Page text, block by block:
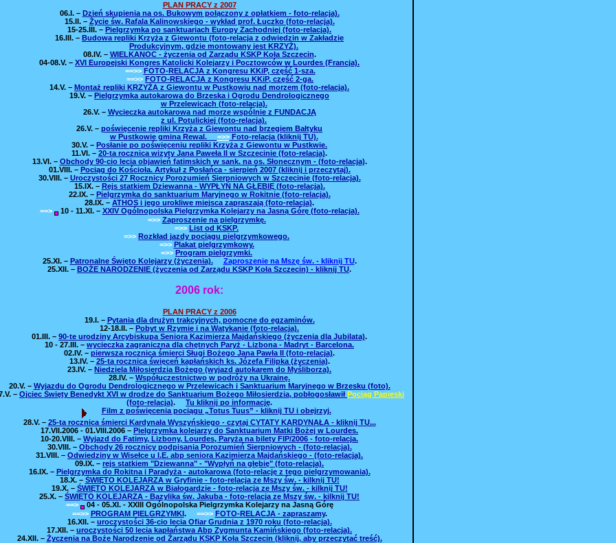
PLAN PRACY z 2007
06.I.– Dzień skupienia na os. Bukowym połączony z opłatkiem - foto-relacja).
15.II.– Życie św. Rafala Kalinowskiego - wykład prof. Łuczko (foto-relacja).
15-25.III. – Pielgrzymka po sanktuariach Europy Zachodniej (foto-relacja).
16.III. – Budowa repliki Krzyża z Giewontu (foto-relacja z odwiedzin w Zakładzie
Produkcyjnym, gdzie montowany jest KRZYŻ).
08.IV.– WIELKANOC - życzenia od Zarządu KSKP Koła Szczecin.
04-08.V. – XVI Europejski Kongres Katolicki Kolejarzy i Pocztowców w Lourdes (Francja).
==>> FOTO-RELACJA z Kongresu KKiP, część 1-sza.
==>> FOTO-RELACJA z Kongresu KKiP, część 2-ga.
14.V. – Montaż repliki KRZYŻA z Giewontu w Pustkowiu nad morzem (foto-relacja).
19.V. – Pielgrzymka autokarowa do Brzeska i Ogrodu Dendrologicznego
w Przelewicach (foto-relacja).
26.V.– Wycieczka autokarowa nad morze wspólnie z FUNDACJĄ
z ul. Potulickiej (foto-relacja).
26.V. – poświęcenie repliki Krzyża z Giewontu nad brzegiem Bałtyku
w Pustkowie gmina Rewal. =>>Foto-relacja (kliknij TU).
30.V. – Posłanie po poświęceniu repliki Krzyża z Giewontu w Pustkwie.
11.VI. – 20-ta rocznica wizyty Jana Paweła II w Szczecinie (foto-relacja).
13.VI.– Obchody 90-cio lecia objawień fatimskich w sank. na os. Słonecznym - (foto-relacja).
01.VIII.– Pociąg do Kościoła. Artykuł z Posłańca - sierpień 2007 (kliknij i przeczytaj).
30.VIII.– Uroczystości 27 Rocznicy Porozumień Sierpniowych w Szczecinie (foto-relacja).
15.IX.– Rejs statkiem Dziewanna - WYPŁYŃ NA GŁĘBIĘ (foto-relacja).
22.IX.– Pielgrzymka do sanktuarium Maryjnego w Rokitnie (foto-relacja).
28.IX. – ATHOS i jego urokliwe miejsca zapraszają (foto-relacja).
==>
10 - 11.XI.– XXIV Ogólnopolska Pielgrzymka Kolejarzy na Jasną Górę (foto-relacja).
=>> Zaproszenie na pielgrzymkę.
=>> List od KSKP.
=>> Rozkład jazdy pociągu pielgrzymkowego.
=>> Plakat pielgrzymkowy.
=>> Program pielgrzymki.
25.XI.– Patronalne Święto Kolejarzy (życzenia). Zaproszenie na Mszę św. - kliknij TU.
25.XII. – BOŻE NARODZENIE (życzenia od Zarządu KSKP Koła Szczecin) - kliknij TU.
2006 rok:
PLAN PRACY z 2006
19.I.– Pytania dla drużyn trakcyjnych, pomocne do egzaminów.
12-18.II. – Pobyt w Rzymie i na Watykanie (foto-relacja).
01.III. – 90-te urodziny Arcybiskupa Seniora Kazimierza Majdańskiego (życzenia dla Jubilata).
10 - 27.III. – wycieczka zagraniczna dla chętnych Paryż - Lizbona - Madryt - Barcelona.
02.IV. – pierwsza rocznica śmierci Sługi Bożego Jana Pawła II (foto-relacja).
13.IV.– 25-ta rocznica święceń kapłańskich ks. Józefa Filipka (życzenia).
23.IV. – Niedziela Miłosierdzia Bożego (wyjazd autokarem do Myśliborza).
28.IV. – Współuczestnictwo w podróży na Ukrainę.
20.V.– Wyjazdu do Ogrodu Dendrologicznego w Przelewicach i Sanktuarium Maryjnego w Brzesku (foto).
– Ojciec Święty Benedykt XVI w drodze do Sanktuarium Bożego Miłosierdzia, pobłogosławił Pociąg Papieski
(foto-relacja). Tu kliknij po informację.
Film z poświęcenia pociągu „Totus Tuus” - kliknij TU i obejrzyj.
28.V.– 25-ta rocznica śmierci Kardynała Wyszyńskiego - czytaj CYTATY KARDYNAŁA - kliknij TU...
17.VII.2006 - 01.VIII.2006 – Pielgrzymka kolejarzy do Sanktuarium Matki Bożej w Lourdes.
10-20.VIII. – Wyjazd do Fatimy, Lizbony, Lourdes, Paryża na bilety FIP/2006 - foto-relacja.
30.VIII.– Obchody 26 rocznicy podpisania Porozumień Sierpniowych - (foto-relacja).
31.VIII. – Odwiedziny w Wisełce u I.E. abp seniora Kazimierza Majdańskiego - (foto-relacja).
09.IX. – rejs statkiem "Dziewanna" - "Wypłyń na głębię" (foto-relacja).
16.IX.– Pielgrzymka do Rokitna i Paradyża - autokarowa (foto-relację z tego pielgrzymowania).
18.X.– ŚWIĘTO KOLEJARZA w Gryfinie - foto-relacja ze Mszy św. - kilknij TU!
19.X.– ŚWIĘTO KOLEJARZA w Białogardzie - foto-relacja ze Mszy św. - kilknij TU!
25.X. – ŚWIĘTO KOLEJARZA - Bazylika św. Jakuba - foto-relacja ze Mszy św. - kilknij TU!
==>
04 - 05.XI.- XXIII Ogólnopolska Pielgrzymka Kolejarzy na Jasną Górę
==>> PROGRAM PIELGRZYMKI. ==>> FOTO-RELACJA - zapraszamy.
16.XII.– uroczystości 36-cio lecia Ofiar Grudnia z 1970 roku (foto-relacja).
17.XII. – uroczystości 50 lecia kapłaństwa Abp Zygmunta Kamińskiego (foto-relacja).
24.XII.– Życzenia na Boże Narodzenie od Żarządu KSKP Koła Szczecin (kliknij, aby przeczytać treść).